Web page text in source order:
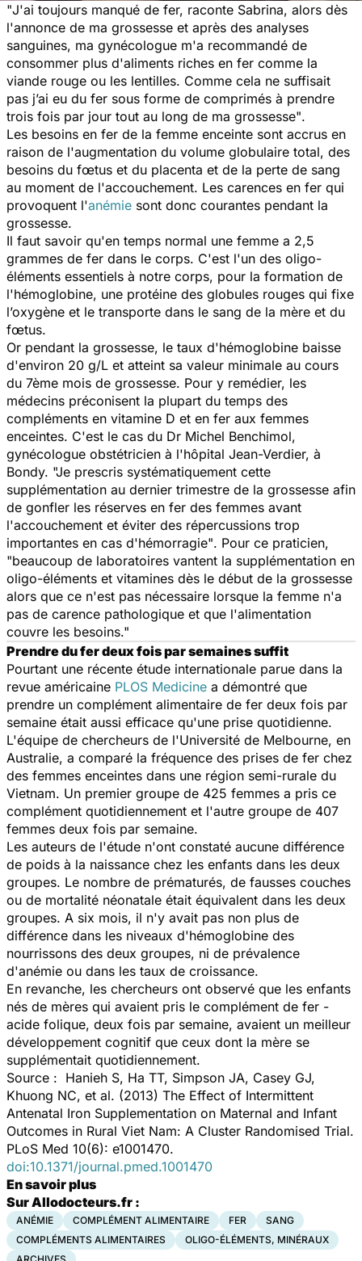
"J'ai toujours manqué de fer, raconte Sabrina, alors dès
l'annonce de ma grossesse et après des analyses
sanguines, ma gynécologue m'a recommandé de
consommer plus d'aliments riches en fer comme la
viande rouge ou les lentilles. Comme cela ne suffisait
pas j’ai eu du fer sous forme de comprimés à prendre
trois fois par jour tout au long de ma grossesse".
Les besoins en fer de la femme enceinte sont accrus en
raison de l'augmentation du volume globulaire total, des
besoins du fœtus et du placenta et de la perte de sang
au moment de l'accouchement. Les carences en fer qui
provoquent l'anémie sont donc courantes pendant la
grossesse.
Il faut savoir qu'en temps normal une femme a 2,5
grammes de fer dans le corps. C'est l'un des oligo-
éléments essentiels à notre corps, pour la formation de
l'hémoglobine, une protéine des globules rouges qui fixe
l’oxygène et le transporte dans le sang de la mère et du
fœtus.
Or pendant la grossesse, le taux d'hémoglobine baisse
d'environ 20 g/L et atteint sa valeur minimale au cours
du 7ème mois de grossesse. Pour y remédier, les
médecins préconisent la plupart du temps des
compléments en vitamine D et en fer aux femmes
enceintes. C'est le cas du Dr Michel Benchimol,
gynécologue obstétricien à l'hôpital Jean-Verdier, à
Bondy. "Je prescris systématiquement cette
supplémentation au dernier trimestre de la grossesse afin
de gonfler les réserves en fer des femmes avant
l'accouchement et éviter des répercussions trop
importantes en cas d'hémorragie". Pour ce praticien,
"beaucoup de laboratoires vantent la supplémentation en
oligo-éléments et vitamines dès le début de la grossesse
alors que ce n'est pas nécessaire lorsque la femme n'a
pas de carence pathologique et que l'alimentation
couvre les besoins."
Prendre du fer deux fois par semaines suffit
Pourtant une récente étude internationale parue dans la
revue américaine PLOS Medicine a démontré que
prendre un complément alimentaire de fer deux fois par
semaine était aussi efficace qu'une prise quotidienne.
L'équipe de chercheurs de l'Université de Melbourne, en
Australie, a comparé la fréquence des prises de fer chez
des femmes enceintes dans une région semi-rurale du
Vietnam. Un premier groupe de 425 femmes a pris ce
complément quotidiennement et l'autre groupe de 407
femmes deux fois par semaine.
Les auteurs de l'étude n'ont constaté aucune différence
de poids à la naissance chez les enfants dans les deux
groupes. Le nombre de prématurés, de fausses couches
ou de mortalité néonatale était équivalent dans les deux
groupes. A six mois, il n'y avait pas non plus de
différence dans les niveaux d'hémoglobine des
nourrissons des deux groupes, ni de prévalence
d'anémie ou dans les taux de croissance.
En revanche, les chercheurs ont observé que les enfants
nés de mères qui avaient pris le complément de fer -
acide folique, deux fois par semaine, avaient un meilleur
développement cognitif que ceux dont la mère se
supplémentait quotidiennement.
Source : Hanieh S, Ha TT, Simpson JA, Casey GJ,
Khuong NC, et al. (2013) The Effect of Intermittent
Antenatal Iron Supplementation on Maternal and Infant
Outcomes in Rural Viet Nam: A Cluster Randomised Trial.
PLoS Med 10(6): e1001470.
doi:10.1371/journal.pmed.1001470
En savoir plus
Sur Allodocteurs.fr :
ANÉMIE COMPLÉMENT ALIMENTAIRE FER
SANG
COMPLÉMENTS ALIMENTAIRES
OLIGO-ÉLÉMENTS, MINÉRAUX